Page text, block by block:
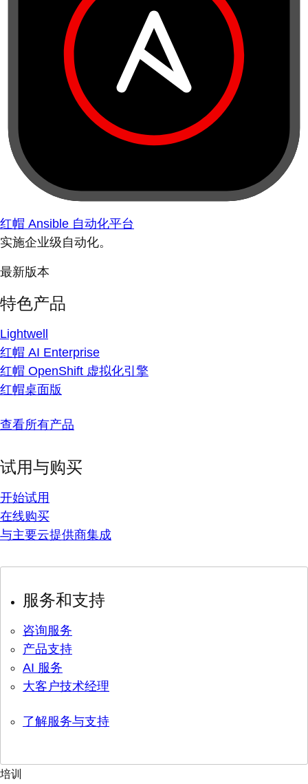
红帽 Ansible 自动化平台
实施企业级自动化。
最新版本
特色产品
Lightwell
红帽 AI Enterprise
红帽 OpenShift 虚拟化引擎
红帽桌面版
查看所有产品
试用与购买
开始试用
在线购买
与主要云提供商集成
服务和支持
咨询服务
产品支持
AI 服务
大客户技术经理
了解服务与支持
培训